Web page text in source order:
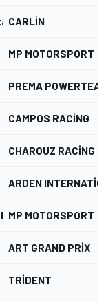
CARLIN
MP MOTORSPORT
PREMA
CAMPOS RACING
CHAROUZ RACING
ARDEN
MP MOTORSPORT
ART GRAND PRIX
TRIDENT